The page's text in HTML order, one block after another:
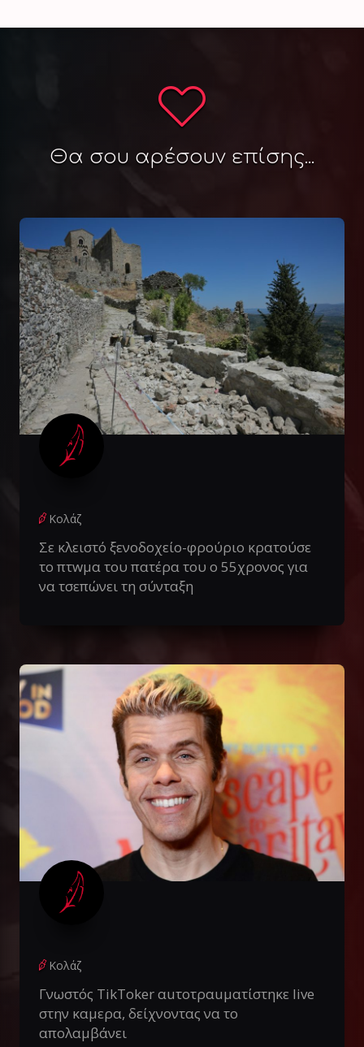
Θα σου αρέσουν επίσης...
Κολάζ
Σε κλειστό ξενοδοχείο-φρούριο κρατούσε
το πτwμα του πατέρα του ο 55χρονος για
να τσεπώνει τη σύνταξη
Κολάζ
Γνωστός TikToker αuτοτραuματίστηκε live
στην καμερα, δείχνοντας να το
απολαμβάνει